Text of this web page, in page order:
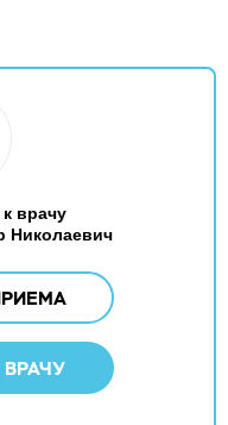
врачу
Николаевич